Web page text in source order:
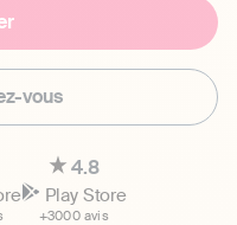
vous
4.8
Play Store
+3000 avis